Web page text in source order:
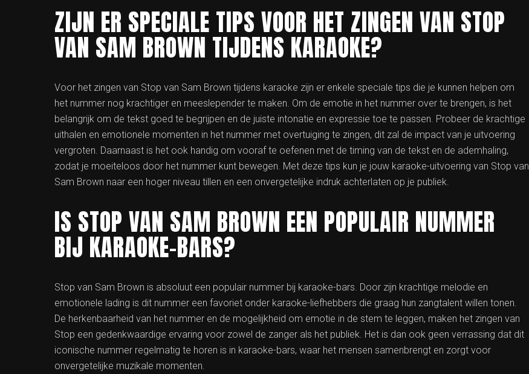
ZIJN ER SPECIALE TIPS VOOR HET ZINGEN VAN STOP
VAN SAM BROWN TIJDENS KARAOKE?
Voor het zingen van Stop van Sam Brown tijdens karaoke zijn er enkele speciale tips die je kunnen helpen om
het nummer nog krachtiger en meeslepender te maken. Om de emotie in het nummer over te brengen, is het
belangrijk om de tekst goed te begrijpen en de juiste intonatie en expressie toe te passen. Probeer de krachtige
uithalen en emotionele momenten in het nummer met overtuiging te zingen, dit zal de impact van je uitvoering
vergroten. Daarnaast is het ook handig om vooraf te oefenen met de timing van de tekst en de ademhaling,
zodat je moeiteloos door het nummer kunt bewegen. Met deze tips kun je jouw karaoke-uitvoering van Stop van
Sam Brown naar een hoger niveau tillen en een onvergetelijke indruk achterlaten op je publiek.
IS STOP VAN SAM BROWN EEN POPULAIR NUMMER
BIJ KARAOKE-BARS?
Stop van Sam Brown is absoluut een populair nummer bij karaoke-bars. Door zijn krachtige melodie en
emotionele lading is dit nummer een favoriet onder karaoke-liefhebbers die graag hun zangtalent willen tonen.
De herkenbaarheid van het nummer en de mogelijkheid om emotie in de stem te leggen, maken het zingen van
Stop een gedenkwaardige ervaring voor zowel de zanger als het publiek. Het is dan ook geen verrassing dat dit
iconische nummer regelmatig te horen is in karaoke-bars, waar het mensen samenbrengt en zorgt voor
onvergetelijke muzikale momenten.